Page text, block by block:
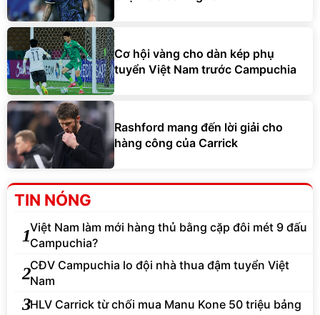
Cơ hội vàng cho dàn kép phụ
tuyển Việt Nam trước Campuchia
Rashford mang đến lời giải cho
hàng công của Carrick
TIN NÓNG
1Việt Nam làm mới hàng thủ bằng cặp đôi mét 9 đấu
Campuchia?
2CĐV Campuchia lo đội nhà thua đậm tuyển Việt
Nam
3HLV Carrick từ chối mua Manu Kone 50 triệu bảng